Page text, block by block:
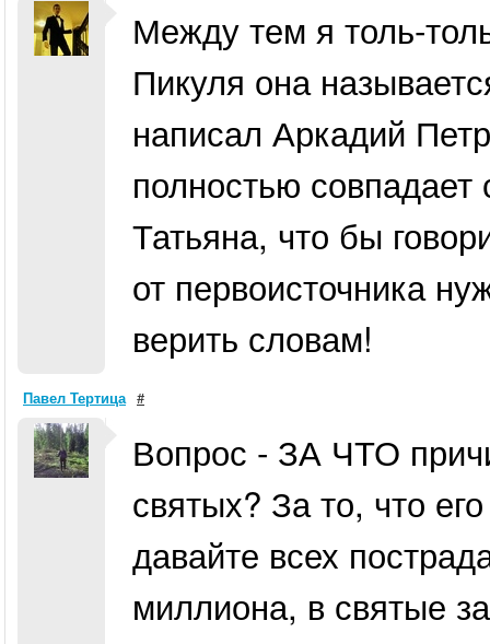
Между тем я толь-
Пикуля она
написал Аркадий
полностью
Татьяна, что бы
от первоисточника
верить словам!
Павел Тертица #
Вопрос - ЗА ЧТО
святых? За то, что
давайте всех
миллиона, в святые